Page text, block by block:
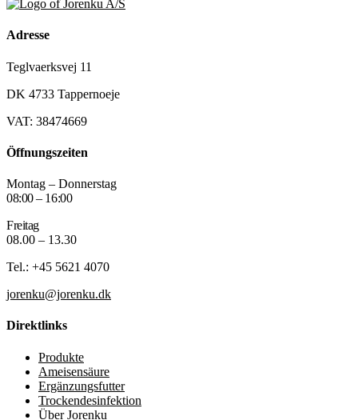
Adresse
Teglvaerksvej 11
DK 4733 Tappernoeje
VAT: 38474669
Öffnungszeiten
Montag – Donnerstag
08:00 – 16:00
Freitag
08.00 – 13.30
Tel.: +45 5621 4070
jorenku@jorenku.dk
Direktlinks
Produkte
Ameisensäure
Ergänzungsfutter
Trockendesinfektion
Über Jorenku